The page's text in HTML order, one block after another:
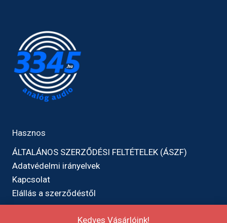
Kedves Vásárlóink!
Hasznos
ÁLTALÁNOS SZERZŐDÉSI FELTÉTELEK (ÁSZF)
Adatvédelmi irányelvek
Kapcsolat
Elállás a szerződéstől